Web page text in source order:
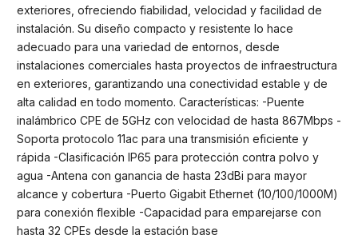
exteriores, ofreciendo fiabilidad, velocidad y facilidad de
instalación. Su diseño compacto y resistente lo hace
adecuado para una variedad de entornos, desde
instalaciones comerciales hasta proyectos de infraestructura
en exteriores, garantizando una conectividad estable y de
alta calidad en todo momento. Características: -Puente
inalámbrico CPE de 5GHz con velocidad de hasta 867Mbps -
Soporta protocolo 11ac para una transmisión eficiente y
rápida -Clasificación IP65 para protección contra polvo y
agua -Antena con ganancia de hasta 23dBi para mayor
alcance y cobertura -Puerto Gigabit Ethernet (10/100/1000M)
para conexión flexible -Capacidad para emparejarse con
hasta 32 CPEs desde la estación base